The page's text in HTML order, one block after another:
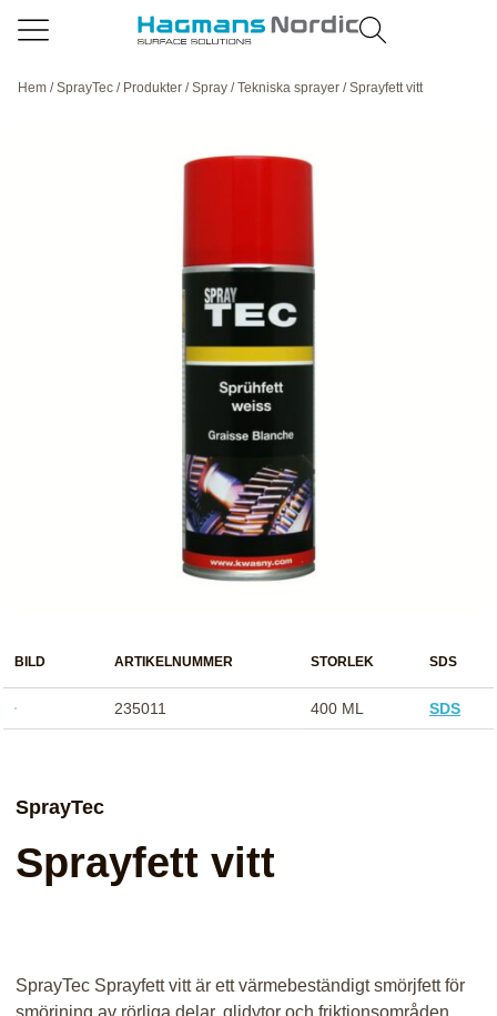
Hem /SprayTec / Produkter /Spray /Tekniska sprayer / Sprayfett vitt
BILD ARTIKELNUMMER STORLEK SDS
235011 400 ML SDS
SprayTec
Sprayfett vitt
SprayTec Sprayfett vitt är ett värmebeständigt smörjfett för
smörjning av rörliga delar, glidytor och friktionsområden.